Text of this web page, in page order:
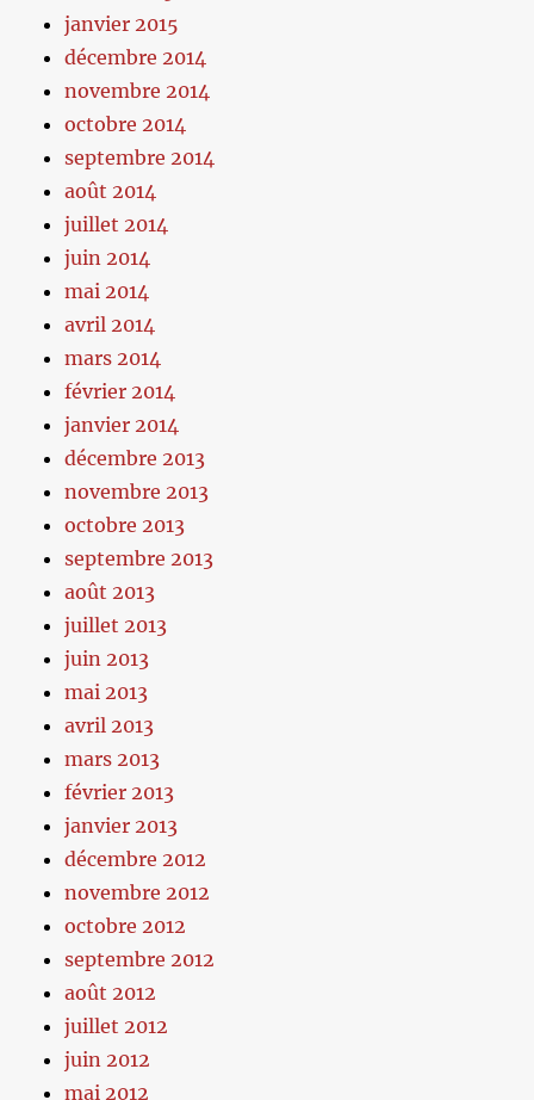
janvier 2015
décembre 2014
novembre 2014
octobre 2014
septembre 2014
août 2014
juillet 2014
juin 2014
mai 2014
avril 2014
mars 2014
février 2014
janvier 2014
décembre 2013
novembre 2013
octobre 2013
septembre 2013
août 2013
juillet 2013
juin 2013
mai 2013
avril 2013
mars 2013
février 2013
janvier 2013
décembre 2012
novembre 2012
octobre 2012
septembre 2012
août 2012
juillet 2012
juin 2012
mai 2012